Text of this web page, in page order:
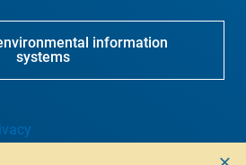
information
systems